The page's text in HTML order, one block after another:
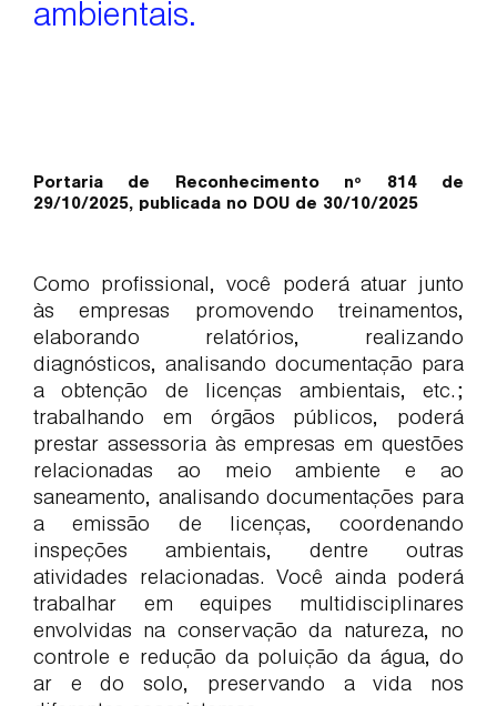
ambientais.
Portaria de Reconhecimento nº 814 de
29/10/2025, publicada no DOU de 30/10/2025
Como profissional, você poderá atuar junto
às empresas promovendo treinamentos,
elaborando relatórios, realizando
diagnósticos, analisando documentação para
a obtenção de licenças ambientais, etc.;
trabalhando em órgãos públicos, poderá
prestar assessoria às empresas em questões
relacionadas ao meio ambiente e ao
saneamento, analisando documentações para
a emissão de licenças, coordenando
inspeções ambientais, dentre outras
atividades relacionadas. Você ainda poderá
trabalhar em equipes multidisciplinares
envolvidas na conservação da natureza, no
controle e redução da poluição da água, do
ar e do solo, preservando a vida nos